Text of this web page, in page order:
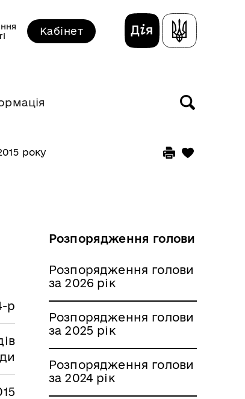
Кабінет
року
р
Розпорядження голови
Розпорядження голови
за 2026 рік
Розпорядження голови
за 2025 рік
Розпорядження голови
за 2024 рік